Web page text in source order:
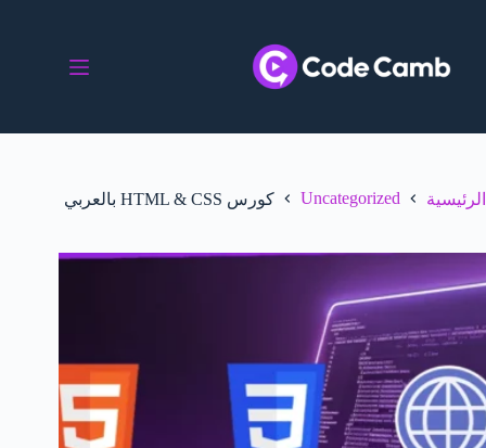
الرئيسية Uncategorized كورس HTML & CSS بالعربي